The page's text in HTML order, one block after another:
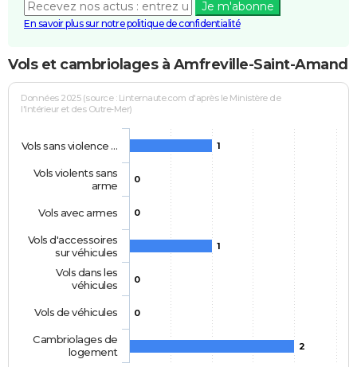
Je m'abonne
En savoir plus sur notre politique de confidentialité
Vols et cambriolages à Amfreville-Saint-Amand
Données 2025 (source : Linternaute.com d'après le Ministère de
l'Intérieur et des Outre-Mer)
1
0
0
1
0
0
2
Vols sans violence …
Vols violents sans
arme
Vols avec armes
Vols d'accessoires
sur véhicules
Vols dans les
véhicules
Vols de véhicules
Cambriolages de
logement